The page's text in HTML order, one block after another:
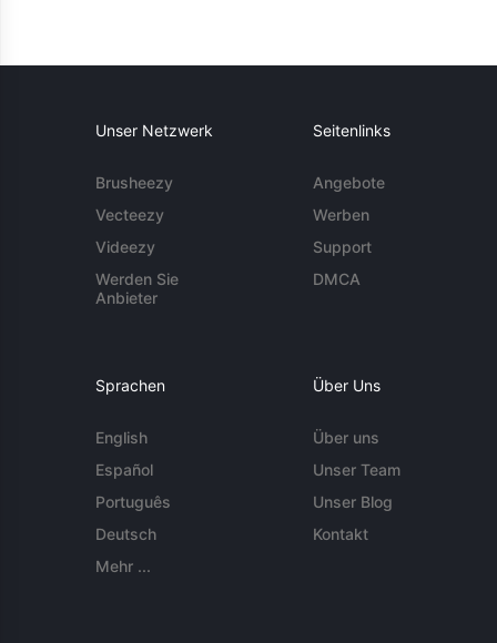
Unser Netzwerk
Brusheezy
Vecteezy
Videezy
Werden Sie
Anbieter
Seitenlinks
Angebote
Werben
Support
DMCA
Sprachen
English
Español
Português
Deutsch
Mehr ...
Über Uns
Über uns
Unser Team
Unser Blog
Kontakt